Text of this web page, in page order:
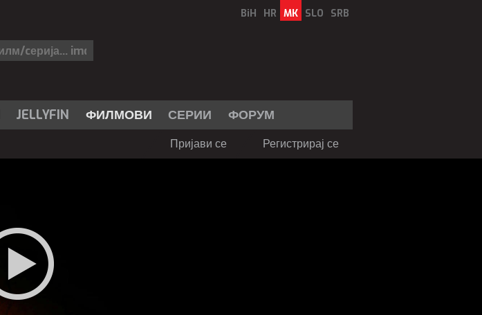
BiH HR MK SLO SRB
JELLYFIN ФИЛМОВИ СЕРИИ ФОРУМ
Пријави се Регистрирај се